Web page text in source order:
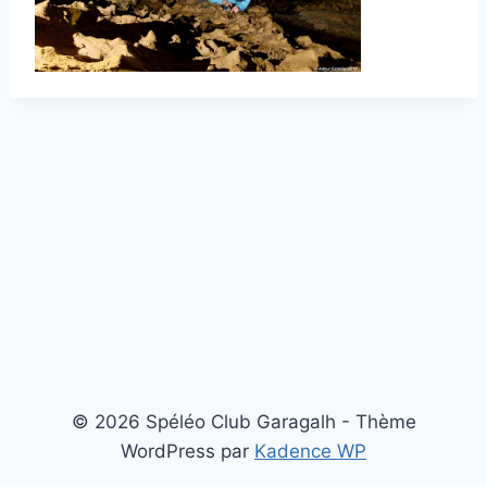
© 2026 Spéléo Club Garagalh - Thème
WordPress par Kadence WP